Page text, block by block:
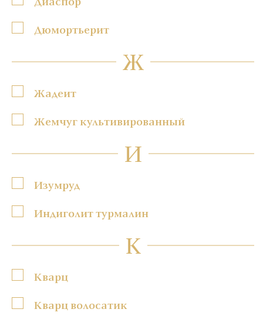
Дюмортьерит
Ж
Жадеит
Жемчуг культивированный
И
Изумруд
Индиголит турмалин
К
Кварц
Кварц волосатик